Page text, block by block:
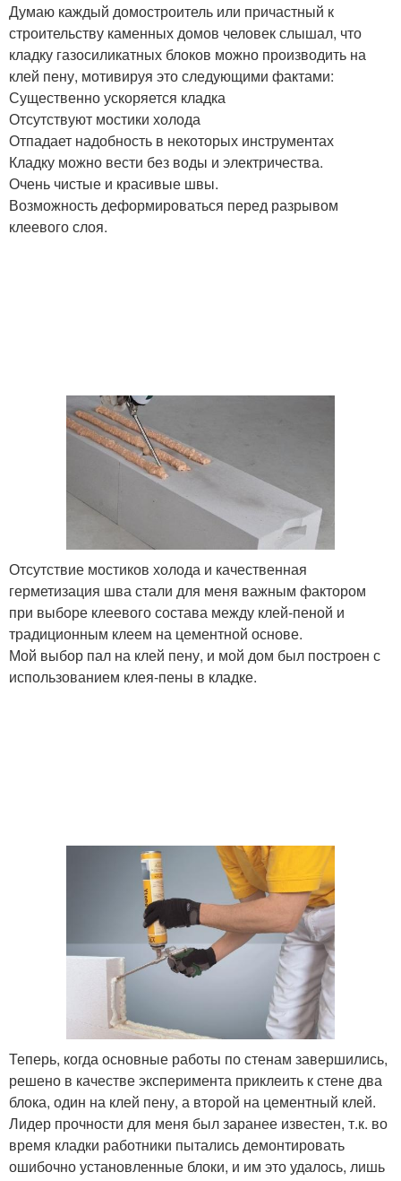
Думаю каждый домостроитель или причастный к
строительству каменных домов человек слышал, что
кладку газосиликатных блоков можно производить на
клей пену, мотивируя это следующими фактами:
Существенно ускоряется кладка
Отсутствуют мостики холода
Отпадает надобность в некоторых инструментах
Кладку можно вести без воды и электричества.
Очень чистые и красивые швы.
Возможность деформироваться перед разрывом
клеевого слоя.
Отсутствие мостиков холода и качественная
герметизация шва стали для меня важным фактором
при выборе клеевого состава между клей-пеной и
традиционным клеем на цементной основе.
Мой выбор пал на клей пену, и мой дом был построен с
использованием клея-пены в кладке.
Теперь, когда основные работы по стенам завершились,
решено в качестве эксперимента приклеить к стене два
блока, один на клей пену, а второй на цементный клей.
Лидер прочности для меня был заранее известен, т.к. во
время кладки работники пытались демонтировать
ошибочно установленные блоки, и им это удалось, лишь